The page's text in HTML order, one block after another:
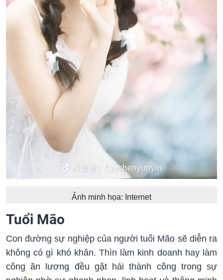
Ảnh minh họa: Internet
Tuổi Mão
Con đường sự nghiệp của người tuổi Mão sẽ diễn ra
không có gì khó khăn. Thìn làm kinh doanh hay làm
công ăn lương đều gặt hái thành công trong sự